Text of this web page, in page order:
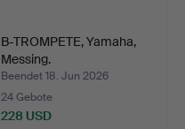
B-TROMPETE, Yamaha,
Messing.
Beendet 18. Jun 2026
24 Gebote
228 USD